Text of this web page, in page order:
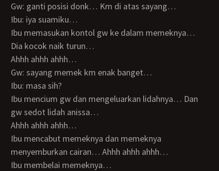
Gw: ganti posisi donk… Km di atas sayang…
Ibu: iya suamiku…
Ibu memasukan kontol gw ke dalam memeknya…
Dia kocok naik turun…
Ahhh ahhh ahhh…
Gw: sayang memek km enak banget…
Ibu: masa sih?
Ibu mencium gw dan mengeluarkan lidahnya… Dan
gw sedot lidah anissa…
Ahhh ahhh ahhh…
Ibu mencabut memeknya dan memeknya
menyemburkan cairan… Ahhh ahhh ahhh…
Ibu membelai memeknya…